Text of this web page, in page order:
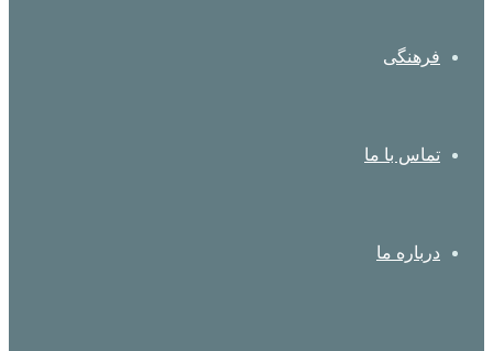
فرهنگی
تماس با ما
درباره ما